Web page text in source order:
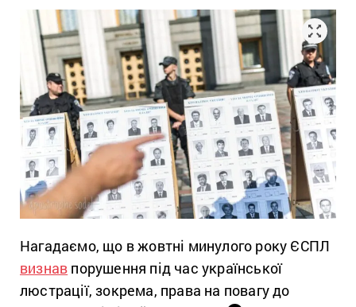
Нагадаємо, що в жовтні минулого року ЄСПЛ
визнав порушення під час української
люстрації, зокрема, права на повагу до